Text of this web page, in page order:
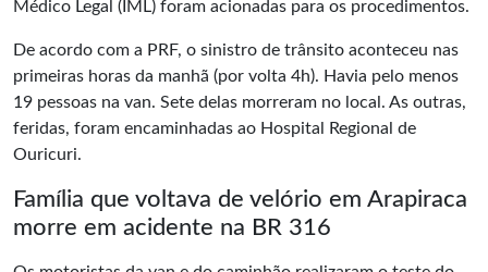
Médico Legal (IML) foram acionadas para os procedimentos.
De acordo com a PRF, o sinistro de trânsito aconteceu nas
primeiras horas da manhã (por volta 4h). Havia pelo menos
19 pessoas na van. Sete delas morreram no local. As outras,
feridas, foram encaminhadas ao Hospital Regional de
Ouricuri.
Família que voltava de velório em Arapiraca
morre em acidente na BR 316